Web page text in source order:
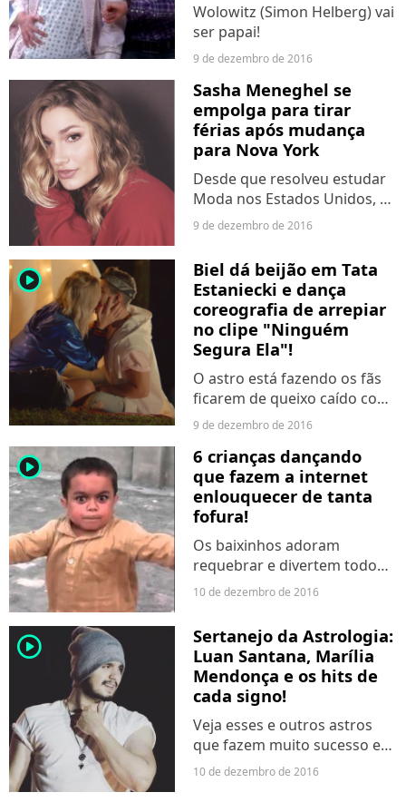
Wolowitz (Simon Helberg) vai
ser papai!
9 de dezembro de 2016
Sasha Meneghel se
empolga para tirar
férias após mudança
para Nova York
Desde que resolveu estudar
Moda nos Estados Unidos, a
filha de Xuxa começou a viver
break!
9 de dezembro de 2016
player2
Biel dá beijão em Tata
Estaniecki e dança
coreografia de arrepiar
no clipe "Ninguém
Segura Ela"!
O astro está fazendo os fãs
ficarem de queixo caído com
o resultado da super
9 de dezembro de 2016
player2
6 crianças dançando
que fazem a internet
enlouquecer de tanta
fofura!
Os baixinhos adoram
requebrar e divertem todo
mundo com sua vibe!
10 de dezembro de 2016
player2
Sertanejo da Astrologia:
Luan Santana, Marília
Mendonça e os hits de
cada signo!
Veja esses e outros astros
que fazem muito sucesso em
todo o zodíaco.
10 de dezembro de 2016